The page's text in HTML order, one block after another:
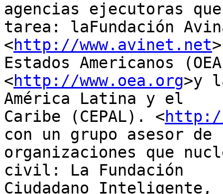
agencias ejecutoras
tarea: laFundación
<http://www.avinet.net
Estados Americanos
<http://www.oea.org>y
América Latina y el
Caribe (CEPAL). <
con un grupo asesor de
organizaciones que
civil: La Fundación
Ciudadano Inteligente,